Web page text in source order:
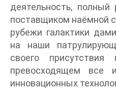
деятельность,
поставщиком наёмной
рубежи галактики
на наши
своего
превосходящем все
инновационных